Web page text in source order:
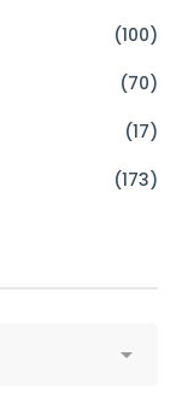
(100)
(70)
(17)
(173)